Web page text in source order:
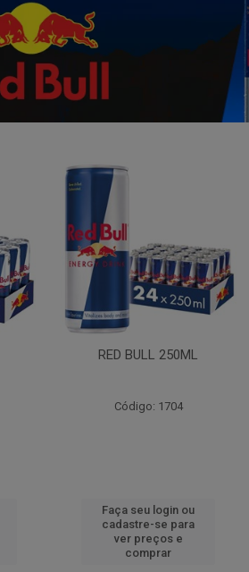
RED BULL 250ML
Código: 1704
Faça seu login ou
cadastre-se para
ver preços e
comprar